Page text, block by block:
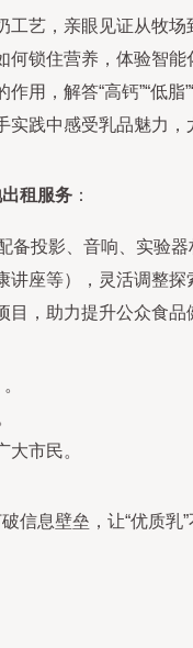
艺，亲眼见证从牧场
锁住营养，体验智能
用，解答“高钙”“低脂
践中感受乳品魅力，
租服务 ：
备投影、音响、实验器
座等），灵活调整探
，助力提升公众食品
市民。
息壁垒，让“优质